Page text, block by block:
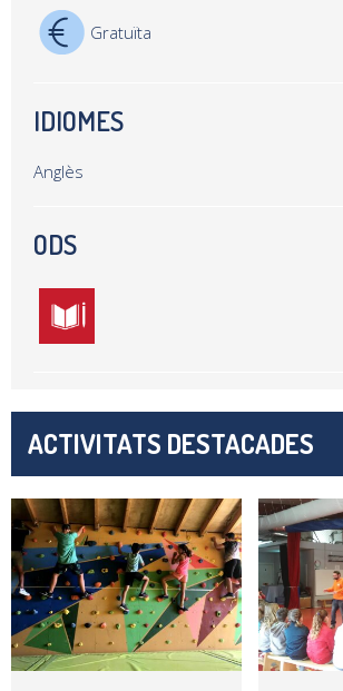
Gratuïta
IDIOMES
Anglès
ODS
ACTIVITATS DESTACADES